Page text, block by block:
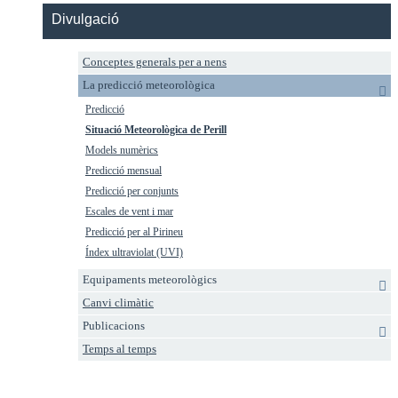
Divulgació
Conceptes generals per a nens
La predicció meteorològica
Predicció
Situació Meteorològica de Perill
Models numèrics
Predicció mensual
Predicció per conjunts
Escales de vent i mar
Predicció per al Pirineu
Índex ultraviolat (UVI)
Equipaments meteorològics
Canvi climàtic
Publicacions
Temps al temps